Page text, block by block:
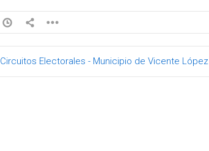
Circuitos Electorales - Municipio de Vicente López